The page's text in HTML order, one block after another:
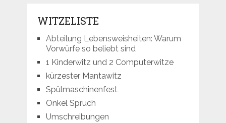
WITZELISTE
Abteilung Lebensweisheiten: Warum
Vorwürfe so beliebt sind
1 Kinderwitz und 2 Computerwitze
kürzester Mantawitz
Spülmaschinenfest
Onkel Spruch
Umschreibungen